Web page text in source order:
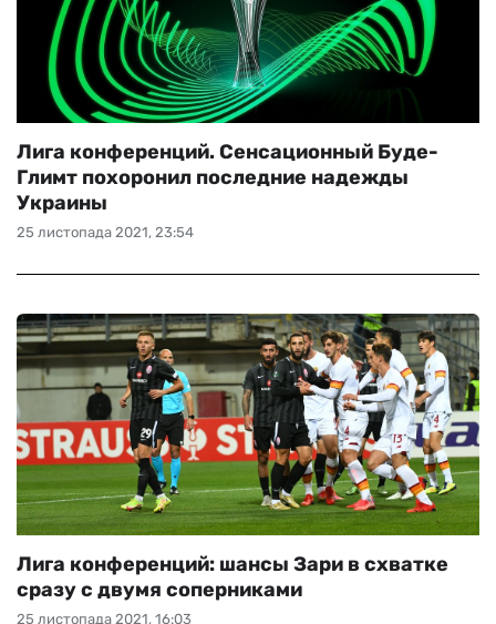
25 листопада 2021, 23:54
Лига конференций. Сенсационный Буде-
Глимт похоронил последние надежды
Украины
25 листопада 2021, 16:03
Лига конференций: шансы Зари в схватке
сразу с двумя соперниками